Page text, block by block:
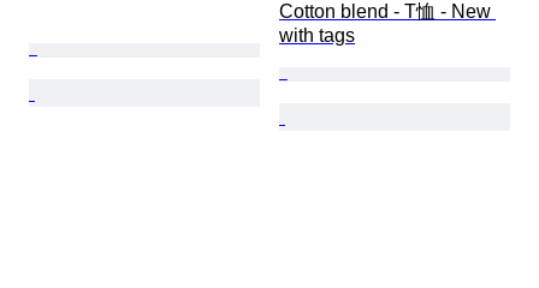
Cotton blend - T恤 - New
with tags